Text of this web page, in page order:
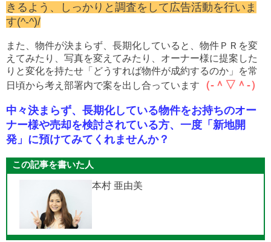
きるよう、しっかりと調査をして広告活動を行いま
す(^-^)/
また、物件が決まらず、長期化していると、物件ＰＲを変
えてみたり、写真を変えてみたり、オーナー様に提案した
りと変化を持たせ「どうすれば物件が成約するのか」を常
日頃から考え部署内で案を出し合っています
（‐＾▽＾‐）
中々決まらず、長期化している物件をお持ちのオー
ナー様や売却を検討されている方、一度「新地開
発」に預けてみてくれませんか？
この記事を書いた人
本村 亜由美